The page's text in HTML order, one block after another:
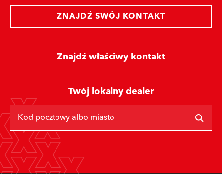
Znajdź właściwy kontakt
ZNAJDŹ SWÓJ KONTAKT
Twój lokalny dealer
Kod pocztowy albo miasto